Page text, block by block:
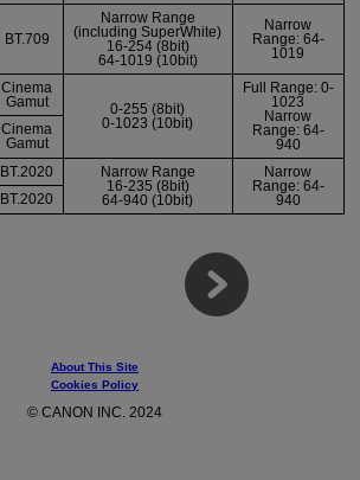
BT.709
Narrow Range
(including SuperWhite)
16-254 (8bit)
64-1019 (10bit)
Narrow
Range: 64-
1019
Cinema
Gamut
0-255 (8bit)
0-1023 (10bit)
Full Range: 0-
1023
Narrow
Range: 64-
940
Cinema
Gamut
BT.2020
Narrow Range
16-235 (8bit)
64-940 (10bit)
Narrow
Range: 64-
940
BT.2020
About This Site
Cookies Policy
© CANON INC. 2024